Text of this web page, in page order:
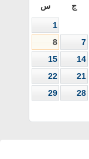
ج س
1
7
8
14
15
21
22
28
29